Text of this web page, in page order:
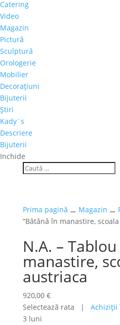
Catering
Video
Magazin
Pictură
Sculptură
Orologerie
Mobilier
Decoraţiuni
Bijuterii
Ştiri
Kady`s
Descriere
Bijuterii
Inchide
Prima pagină ⚊ Magazin ⚊
”Bătână în manastire,
N.A. –
manastire,
austriaca
920,00 €
Selectează rata | Achiziţii
3 luni